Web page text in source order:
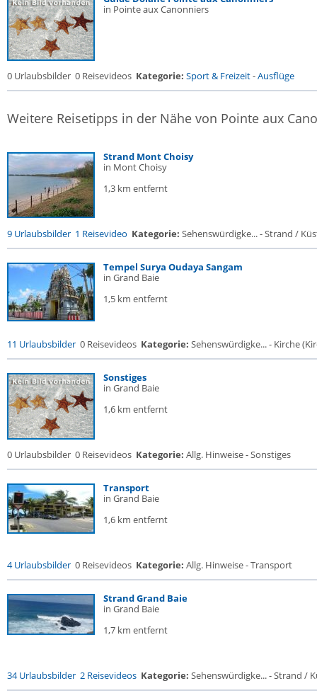
in Pointe aux Canonniers
0 Urlaubsbilder 0 Reisevideos Kategorie: Sport & Freizeit-Ausflüge
Weitere Reisetipps in der Nähe von Pointe aux
Strand Mont Choisy
in Mont Choisy
1,3 km entfernt
9 Urlaubsbilder 1 Reisevideo Kategorie: Sehenswürdigke... - Strand /
Tempel Surya Oudaya Sangam
in Grand Baie
1,5 km entfernt
11 Urlaubsbilder 0 Reisevideos Kategorie: Sehenswürdigke... - Kirche
Sonstiges
in Grand Baie
1,6 km entfernt
0 Urlaubsbilder 0 Reisevideos Kategorie: Allg. Hinweise - Sonstiges
Transport
in Grand Baie
1,6 km entfernt
4 Urlaubsbilder 0 Reisevideos Kategorie: Allg. Hinweise - Transport
Strand Grand Baie
in Grand Baie
1,7 km entfernt
34 Urlaubsbilder 2 Reisevideos Kategorie: Sehenswürdigke... - Strand /